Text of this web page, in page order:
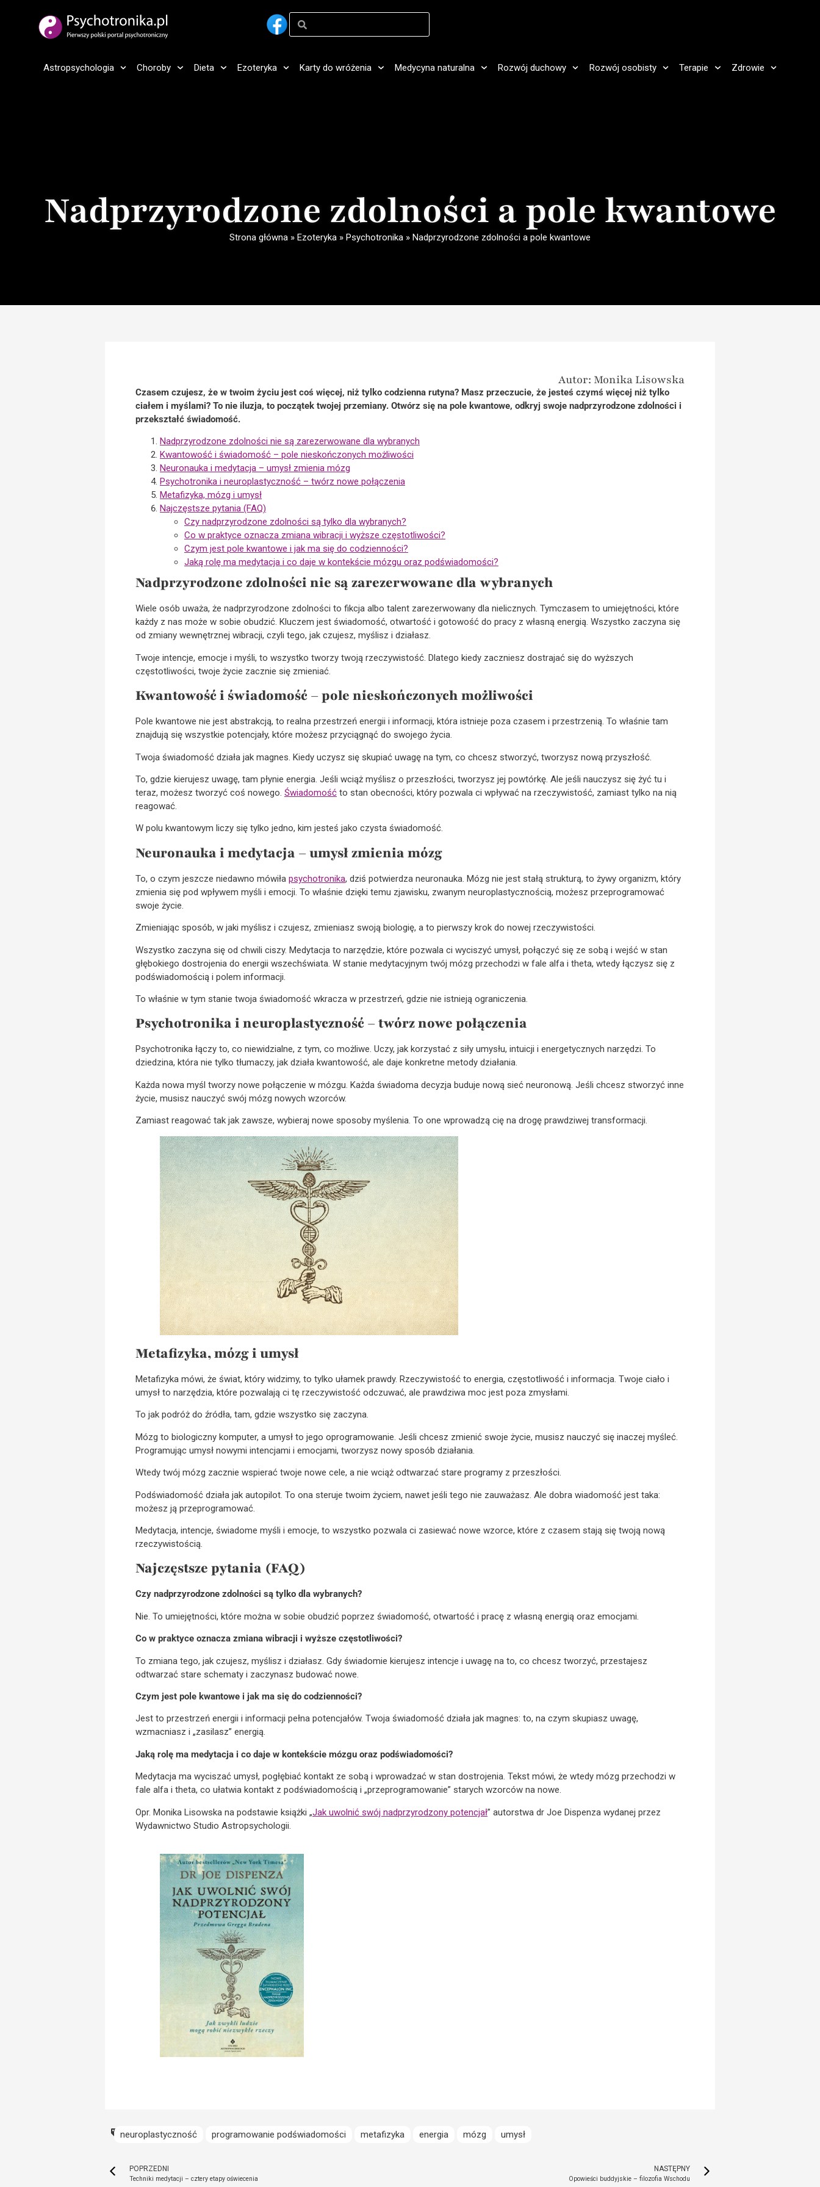
Astropsychologia Choroby Dieta Ezoteryka Karty do wróżenia Medycyna naturalna Rozwój duchowy Rozwój osobisty Terapie Zdrowie
Nadprzyrodzone zdolności a pole kwantowe
Strona główna » Ezoteryka » Psychotronika » Nadprzyrodzone zdolności a pole kwantowe
Autor: Monika Lisowska
Czasem czujesz, że w twoim życiu jest coś więcej, niż tylko codzienna rutyna? Masz przeczucie, że jesteś czymś więcej niż tylko
ciałem i myślami? To nie iluzja, to początek twojej przemiany. Otwórz się na pole kwantowe, odkryj swoje nadprzyrodzone zdolności i
przekształć świadomość.
Nadprzyrodzone zdolności nie są zarezerwowane dla wybranych
Kwantowość i świadomość – pole nieskończonych możliwości
Neuronauka i medytacja – umysł zmienia mózg
Psychotronika i neuroplastyczność – twórz nowe połączenia
Metafizyka, mózg i umysł
Najczęstsze pytania (FAQ)
Czy nadprzyrodzone zdolności są tylko dla wybranych?
Co w praktyce oznacza zmiana wibracji i wyższe częstotliwości?
Czym jest pole kwantowe i jak ma się do codzienności?
Jaką rolę ma medytacja i co daje w kontekście mózgu oraz podświadomości?
Nadprzyrodzone zdolności nie są zarezerwowane dla wybranych
Wiele osób uważa, że nadprzyrodzone zdolności to fikcja albo talent zarezerwowany dla nielicznych. Tymczasem to umiejętności, które
każdy z nas może w sobie obudzić. Kluczem jest świadomość, otwartość i gotowość do pracy z własną energią. Wszystko zaczyna się
od zmiany wewnętrznej wibracji, czyli tego, jak czujesz, myślisz i działasz.
Twoje intencje, emocje i myśli, to wszystko tworzy twoją rzeczywistość. Dlatego kiedy zaczniesz dostrajać się do wyższych
częstotliwości, twoje życie zacznie się zmieniać.
Kwantowość i świadomość – pole nieskończonych możliwości
Pole kwantowe nie jest abstrakcją, to realna przestrzeń energii i informacji, która istnieje poza czasem i przestrzenią. To właśnie tam
znajdują się wszystkie potencjały, które możesz przyciągnąć do swojego życia.
Twoja świadomość działa jak magnes. Kiedy uczysz się skupiać uwagę na tym, co chcesz stworzyć, tworzysz nową przyszłość.
To, gdzie kierujesz uwagę, tam płynie energia. Jeśli wciąż myślisz o przeszłości, tworzysz jej powtórkę. Ale jeśli nauczysz się żyć tu i
teraz, możesz tworzyć coś nowego. Świadomość to stan obecności, który pozwala ci wpływać na rzeczywistość, zamiast tylko na nią
reagować.
W polu kwantowym liczy się tylko jedno, kim jesteś jako czysta świadomość.
Neuronauka i medytacja – umysł zmienia mózg
To, o czym jeszcze niedawno mówiła psychotronika, dziś potwierdza neuronauka. Mózg nie jest stałą strukturą, to żywy organizm, który
zmienia się pod wpływem myśli i emocji. To właśnie dzięki temu zjawisku, zwanym neuroplastycznością, możesz przeprogramować
swoje życie.
Zmieniając sposób, w jaki myślisz i czujesz, zmieniasz swoją biologię, a to pierwszy krok do nowej rzeczywistości.
Wszystko zaczyna się od chwili ciszy. Medytacja to narzędzie, które pozwala ci wyciszyć umysł, połączyć się ze sobą i wejść w stan
głębokiego dostrojenia do energii wszechświata. W stanie medytacyjnym twój mózg przechodzi w fale alfa i theta, wtedy łączysz się z
podświadomością i polem informacji.
To właśnie w tym stanie twoja świadomość wkracza w przestrzeń, gdzie nie istnieją ograniczenia.
Psychotronika i neuroplastyczność – twórz nowe połączenia
Psychotronika łączy to, co niewidzialne, z tym, co możliwe. Uczy, jak korzystać z siły umysłu, intuicji i energetycznych narzędzi. To
dziedzina, która nie tylko tłumaczy, jak działa kwantowość, ale daje konkretne metody działania.
Każda nowa myśl tworzy nowe połączenie w mózgu. Każda świadoma decyzja buduje nową sieć neuronową. Jeśli chcesz stworzyć inne
życie, musisz nauczyć swój mózg nowych wzorców.
Zamiast reagować tak jak zawsze, wybieraj nowe sposoby myślenia. To one wprowadzą cię na drogę prawdziwej transformacji.
Metafizyka, mózg i umysł
Metafizyka mówi, że świat, który widzimy, to tylko ułamek prawdy. Rzeczywistość to energia, częstotliwość i informacja. Twoje ciało i
umysł to narzędzia, które pozwalają ci tę rzeczywistość odczuwać, ale prawdziwa moc jest poza zmysłami.
To jak podróż do źródła, tam, gdzie wszystko się zaczyna.
Mózg to biologiczny komputer, a umysł to jego oprogramowanie. Jeśli chcesz zmienić swoje życie, musisz nauczyć się inaczej myśleć.
Programując umysł nowymi intencjami i emocjami, tworzysz nowy sposób działania.
Wtedy twój mózg zacznie wspierać twoje nowe cele, a nie wciąż odtwarzać stare programy z przeszłości.
Podświadomość działa jak autopilot. To ona steruje twoim życiem, nawet jeśli tego nie zauważasz. Ale dobra wiadomość jest taka:
możesz ją przeprogramować.
Medytacja, intencje, świadome myśli i emocje, to wszystko pozwala ci zasiewać nowe wzorce, które z czasem stają się twoją nową
rzeczywistością.
Najczęstsze pytania (FAQ)
Czy nadprzyrodzone zdolności są tylko dla wybranych?
Nie. To umiejętności, które można w sobie obudzić poprzez świadomość, otwartość i pracę z własną energią oraz emocjami.
Co w praktyce oznacza zmiana wibracji i wyższe częstotliwości?
To zmiana tego, jak czujesz, myślisz i działasz. Gdy świadomie kierujesz intencje i uwagę na to, co chcesz tworzyć, przestajesz
odtwarzać stare schematy i zaczynasz budować nowe.
Czym jest pole kwantowe i jak ma się do codzienności?
Jest to przestrzeń energii i informacji pełna potencjałów. Twoja świadomość działa jak magnes: to, na czym skupiasz uwagę,
wzmacniasz i „zasilasz” energią.
Jaką rolę ma medytacja i co daje w kontekście mózgu oraz podświadomości?
Medytacja ma wyciszać umysł, pogłębiać kontakt ze sobą i wprowadzać w stan dostrojenia. Tekst mówi, że wtedy mózg przechodzi w
fale alfa i theta, co ułatwia kontakt z podświadomością i „przeprogramowanie” starych wzorców na nowe.
Opr. Monika Lisowska na podstawie książki „Jak uwolnić swój nadprzyrodzony potencjał” autorstwa dr Joe Dispenza wydanej przez
Wydawnictwo Studio Astropsychologii.
neuroplastyczność programowanie podświadomości metafizyka energia mózg umysł
POPRZEDNI
Techniki medytacji – cztery etapy oświecenia
NASTĘPNY
Opowieści buddyjskie – filozofia Wschodu